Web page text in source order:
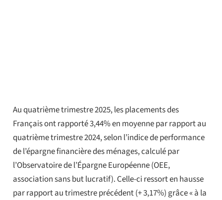
Au quatrième trimestre 2025, les placements des
Français ont rapporté 3,44% en moyenne par rapport au
quatrième trimestre 2024, selon l’indice de performance
de l’épargne financière des ménages, calculé par
l’Observatoire de l’Épargne Européenne (OEE,
association sans but lucratif). Celle-ci ressort en hausse
par rapport au trimestre précédent (+ 3,17%) grâce « à la